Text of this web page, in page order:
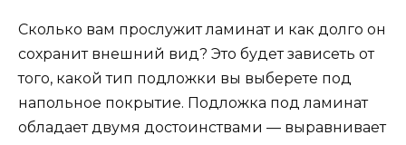
Сколько вам прослужит ламинат и как долго он
сохранит внешний вид? Это будет зависеть от
того, какой тип подложки вы выберете под
напольное покрытие. Подложка под ламинат
обладает двумя достоинствами — выравнивает